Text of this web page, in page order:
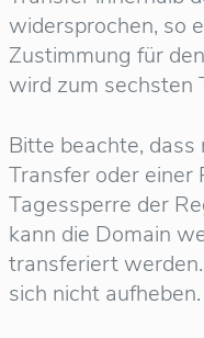
widersprochen, so
Zustimmung für
wird zum sechsten
Bitte beachte,
Transfer oder einer
Tagessperre der
kann die Domain
transferiert
sich nicht aufheben.